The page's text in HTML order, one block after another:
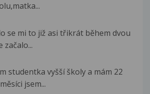
se mi to již asi třikrát během dvou
začalo...
studentka vyšší školy a mám 22
jsem...